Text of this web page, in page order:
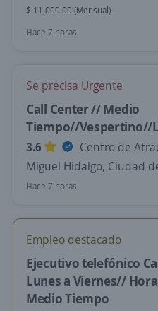
$ 11,000.00 (Mensual)
Hace 7 horas
Se precisa Urgente
Call Center // Medio
Tiempo//Vespertino//
3.6
Centro de
Miguel Hidalgo, Ciudad
Hace 7 horas
Empleo destacado
Ejecutivo telefónico
Lunes a Viernes//
Medio Tiempo